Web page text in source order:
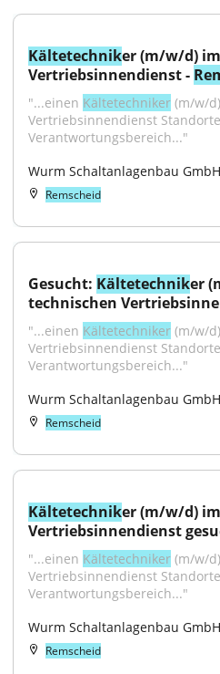
Kältetechniker (m/w/d)
Vertriebsinnendienst -
"...einen Kältetechniker (m/w/
Vertriebsinnendienst
Verantwortungsbereich..."
Wurm Schaltanlagenbau
Remscheid
Gesucht: Kältetechniker
technischen
"...einen Kältetechniker (m/w/
Vertriebsinnendienst
Verantwortungsbereich..."
Wurm Schaltanlagenbau
Remscheid
Kältetechniker (m/w/d)
Vertriebsinnendienst
"...einen Kältetechniker (m/w/
Vertriebsinnendienst
Verantwortungsbereich..."
Wurm Schaltanlagenbau
Remscheid